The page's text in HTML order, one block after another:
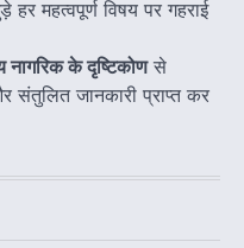
महत्वपूर्ण विषय पर गहराई
नागरिक के दृष्टिकोणसे
संतुलित जानकारी प्राप्त कर